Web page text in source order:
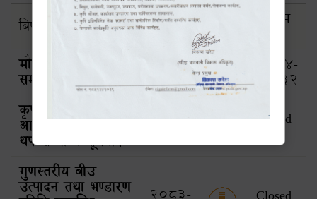
बिषय जारी
मिति फाईल अन्तिम
मौजुदा सूची दर्ता
सम्बन्धि सूचना।
2083-
04-01
2084-
03-32
कृषकस्तरीय तालिम
आवेदनको लागि म्याद
थप सम्बन्धि सूचना।
2083- Closed
गुणस्तरीय बीउ
उत्पादन तथा भण्डारण 2083- Closed